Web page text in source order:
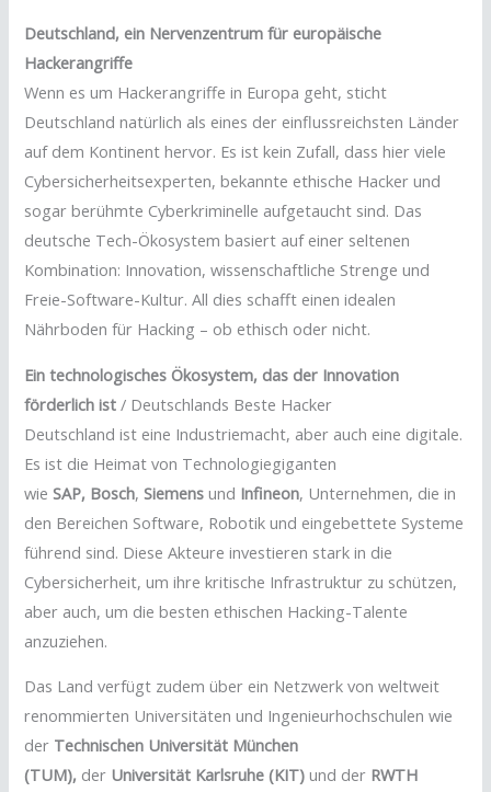
Deutschland, ein Nervenzentrum für europäische
Hackerangriffe
Wenn es um Hackerangriffe in Europa geht, sticht
Deutschland natürlich als eines der einflussreichsten Länder
auf dem Kontinent hervor. Es ist kein Zufall, dass hier viele
Cybersicherheitsexperten, bekannte ethische Hacker und
sogar berühmte Cyberkriminelle aufgetaucht sind. Das
deutsche Tech-Ökosystem basiert auf einer seltenen
Kombination: Innovation, wissenschaftliche Strenge und
Freie-Software-Kultur. All dies schafft einen idealen
Nährboden für Hacking – ob ethisch oder nicht.
Ein technologisches Ökosystem, das der Innovation
förderlich ist / Deutschlands Beste Hacker
Deutschland ist eine Industriemacht, aber auch eine digitale.
Es ist die Heimat von Technologiegiganten
wieSAP, Bosch,Siemens und Infineon, Unternehmen, die in
den Bereichen Software, Robotik und eingebettete Systeme
führend sind. Diese Akteure investieren stark in die
Cybersicherheit, um ihre kritische Infrastruktur zu schützen,
aber auch, um die besten ethischen Hacking-Talente
anzuziehen.
Das Land verfügt zudem über ein Netzwerk von weltweit
renommierten Universitäten und Ingenieurhochschulen wie
der Technischen Universität München
(TUM), der Universität Karlsruhe (KIT) und der RWTH